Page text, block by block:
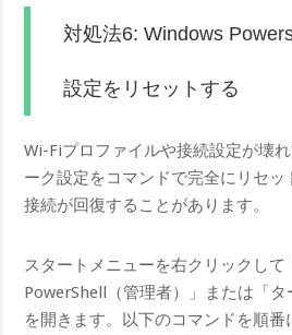
対処法6: Windows
設定をリセットする
Wi-Fiプロファイルや接続設定が壊
ーク設定をコマンドで完全にリセッ
接続が回復することがあります。
スタートメニューを右クリックして
PowerShell（管理者）」または「タ
を開きます。以下のコマンドを順